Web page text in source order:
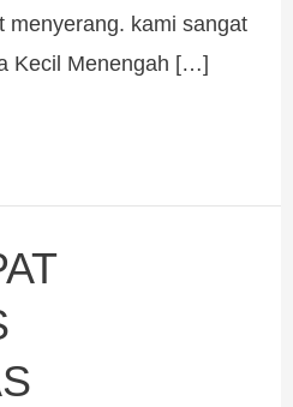
menyerang. kami sangat
Kecil Menengah […]